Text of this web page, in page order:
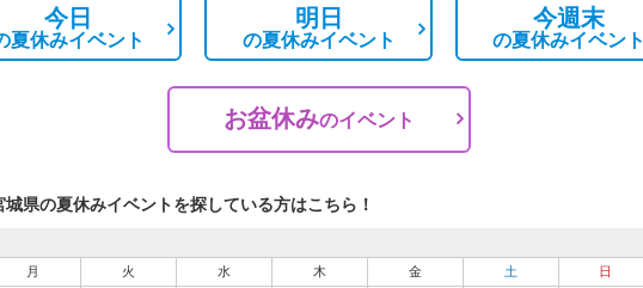
今日
夏休みイベント
明日
の夏休みイベント
今週末
の夏休みイベント
お盆休みのイベント
城県の夏休みイベントを探している方はこちら！
月 火 水 木 金 土 日